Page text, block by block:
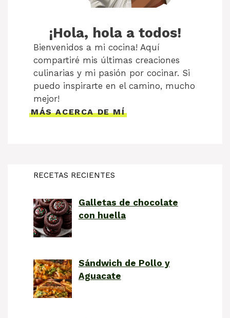
¡Hola, hola a todos!
Bienvenidos a mi cocina! Aquí
compartiré mis últimas creaciones
culinarias y mi pasión por cocinar. Si
puedo inspirarte en el camino, mucho
mejor!
MÁS ACERCA DE MÍ
RECETAS RECIENTES
Galletas de chocolate
con huella
Sándwich de Pollo y
Aguacate